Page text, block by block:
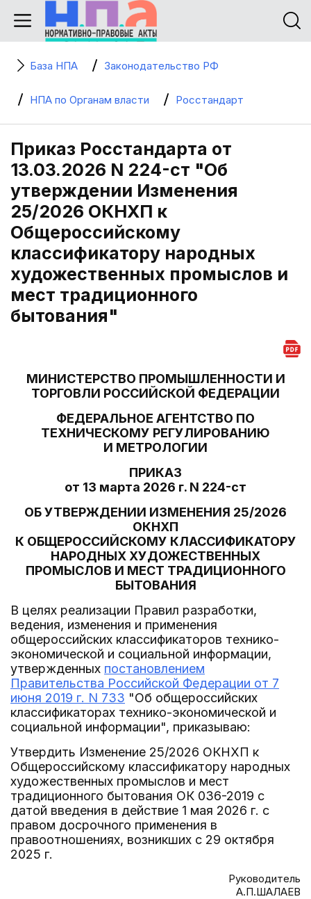
База НПА Законодательство РФ
НПА по Органам власти Росстандарт
Приказ Росстандарта от
13.03.2026 N 224-ст "Об
утверждении Изменения
25/2026 ОКНХП к
Общероссийскому
классификатору народных
художественных промыслов и
мест традиционного
бытования"
МИНИСТЕРСТВО ПРОМЫШЛЕННОСТИ И
ТОРГОВЛИ РОССИЙСКОЙ ФЕДЕРАЦИИ
ФЕДЕРАЛЬНОЕ АГЕНТСТВО ПО
ТЕХНИЧЕСКОМУ РЕГУЛИРОВАНИЮ
И МЕТРОЛОГИИ
ПРИКАЗ
от 13 марта 2026 г. N 224-ст
ОБ УТВЕРЖДЕНИИ ИЗМЕНЕНИЯ 25/2026
ОКНХП
К ОБЩЕРОССИЙСКОМУ КЛАССИФИКАТОРУ
НАРОДНЫХ ХУДОЖЕСТВЕННЫХ
ПРОМЫСЛОВ И МЕСТ ТРАДИЦИОННОГО
БЫТОВАНИЯ
В целях реализации Правил разработки,
ведения, изменения и применения
общероссийских классификаторов технико-
экономической и социальной информации,
утвержденных постановлением
Правительства Российской Федерации от 7
июня 2019 г. N 733 "Об общероссийских
классификаторах технико-экономической и
социальной информации", приказываю:
Утвердить Изменение 25/2026 ОКНХП к
Общероссийскому классификатору народных
художественных промыслов и мест
традиционного бытования ОК 036-2019 с
датой введения в действие 1 мая 2026 г. с
правом досрочного применения в
правоотношениях, возникших с 29 октября
2025 г.
Руководитель
А.П.ШАЛАЕВ